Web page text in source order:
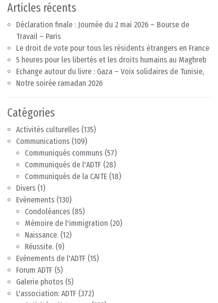
Articles récents
Déclaration finale : Journée du 2 mai 2026 – Bourse de
Travail – Paris
Le droit de vote pour tous les résidents étrangers en France
5 heures pour les libertés et les droits humains au Maghreb
Echange autour du livre : Gaza – Voix solidaires de Tunisie,
Notre soirée ramadan 2026
Catégories
Activités culturelles (135)
Communications (109)
Communiqués communs (57)
Communiqués de l'ADTF (28)
Communiqués de la CAITE (18)
Divers (1)
Evénements (130)
Condoléances (85)
Mémoire de l'immigration (20)
Naissance. (12)
Réussite. (9)
Evènements de l'ADTF (15)
Forum ADTF (5)
Galerie photos (5)
L'association: ADTF (372)